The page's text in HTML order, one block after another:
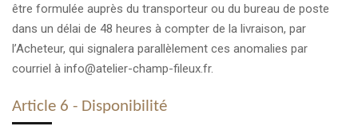
être formulée auprès du transporteur ou du bureau de poste
dans un délai de 48 heures à compter de la livraison, par
l’Acheteur, qui signalera parallèlement ces anomalies par
courriel à info@atelier-champ-fileux.fr.
Article 6 - Disponibilité